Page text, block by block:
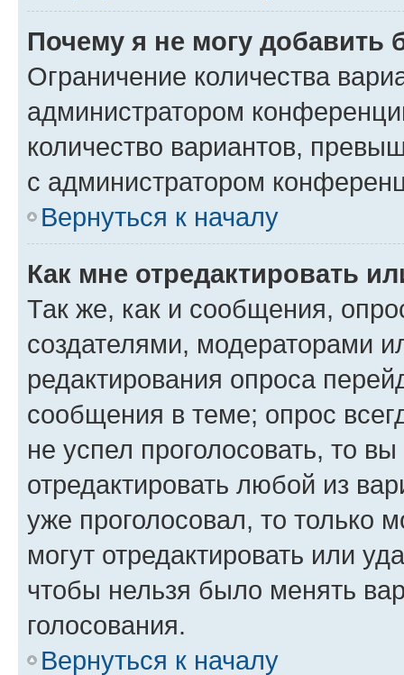
Почему я не могу добавить
Ограничение количества
администратором
количество вариантов,
с администратором
Вернуться к началу
Как мне отредактировать
Так же, как и сообщения,
создателями, модераторами
редактирования опроса
сообщения в теме; опрос
не успел проголосовать, то
отредактировать любой из
уже проголосовал, то только
могут отредактировать или
чтобы нельзя было менять
голосования.
Вернуться к началу